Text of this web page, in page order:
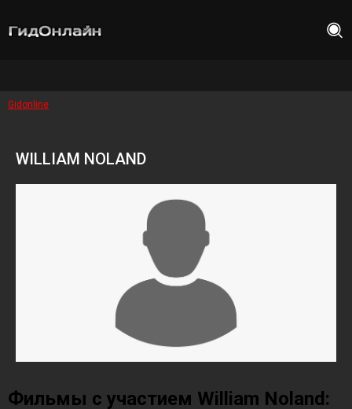
Gidonline
WILLIAM NOLAND
Фильмы с участием William Noland: